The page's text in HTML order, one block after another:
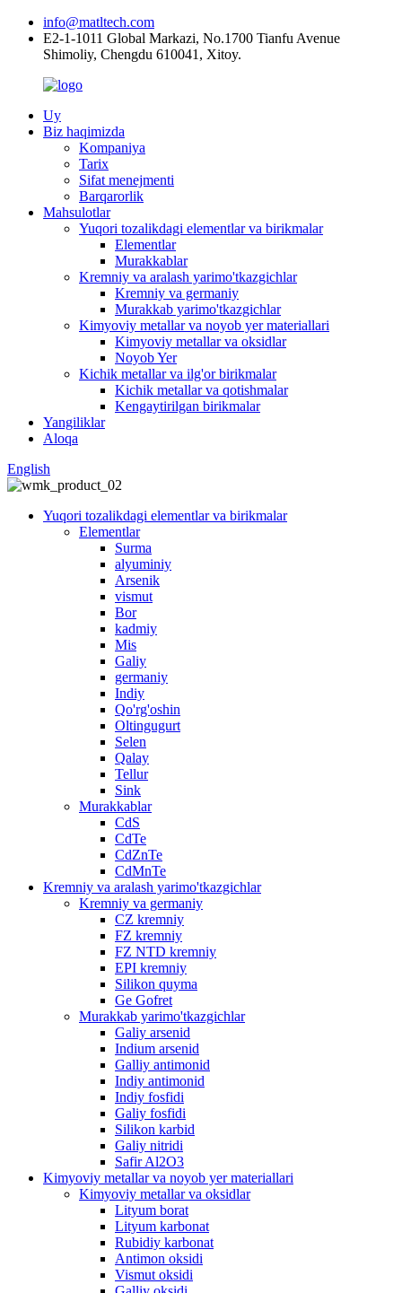
info@matltech.com
E2-1-1011 Global Markazi, No.1700 Tianfu Avenue
Shimoliy, Chengdu 610041, Xitoy.
Uy
Biz haqimizda
Kompaniya
Tarix
Sifat menejmenti
Barqarorlik
Mahsulotlar
Yuqori tozalikdagi elementlar va birikmalar
Elementlar
Murakkablar
Kremniy va aralash yarimo'tkazgichlar
Kremniy va germaniy
Murakkab yarimo'tkazgichlar
Kimyoviy metallar va noyob yer materiallari
Kimyoviy metallar va oksidlar
Noyob Yer
Kichik metallar va ilg'or birikmalar
Kichik metallar va qotishmalar
Kengaytirilgan birikmalar
Yangiliklar
Aloqa
English
Yuqori tozalikdagi elementlar va birikmalar
Elementlar
Surma
alyuminiy
Arsenik
vismut
Bor
kadmiy
Mis
Galiy
germaniy
Indiy
Qo'rg'oshin
Oltingugurt
Selen
Qalay
Tellur
Sink
Murakkablar
CdS
CdTe
CdZnTe
CdMnTe
Kremniy va aralash yarimo'tkazgichlar
Kremniy va germaniy
CZ kremniy
FZ kremniy
FZ NTD kremniy
EPI kremniy
Silikon quyma
Ge Gofret
Murakkab yarimo'tkazgichlar
Galiy arsenid
Indium arsenid
Galliy antimonid
Indiy antimonid
Indiy fosfidi
Galiy fosfidi
Silikon karbid
Galiy nitridi
Safir Al2O3
Kimyoviy metallar va noyob yer materiallari
Kimyoviy metallar va oksidlar
Lityum borat
Lityum karbonat
Rubidiy karbonat
Antimon oksidi
Vismut oksidi